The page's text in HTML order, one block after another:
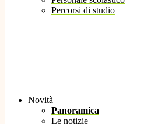
Percorsi di studio
Novità
Panoramica
Le notizie